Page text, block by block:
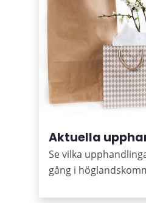
Aktuella
Se vilka
gång i